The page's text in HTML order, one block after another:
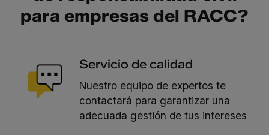
para empresas del RACC?
Servicio de calidad
Nuestro equipo de expertos te
contactará para garantizar una
adecuada gestión de tus intereses